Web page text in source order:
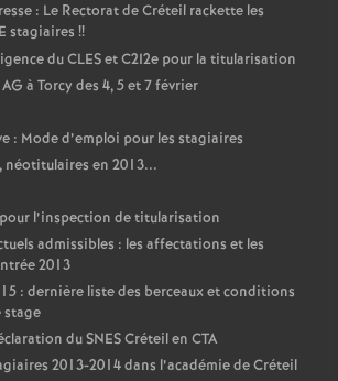
: Le Rectorat de Créteil rackette les
stagiaires !!
duCLESet C2I2e pour la titularisation
AG à Torcy des 4, 5 et 7 février
: Mode d’emploi pour les stagiaires
néotitulaires en 2013...
l’inspection de titularisation
admissibles : les affectations et les
2013
: dernière liste des berceaux et conditions
stage
duSNESCréteil en CTA
2013-2014 dans l’académie de Créteil